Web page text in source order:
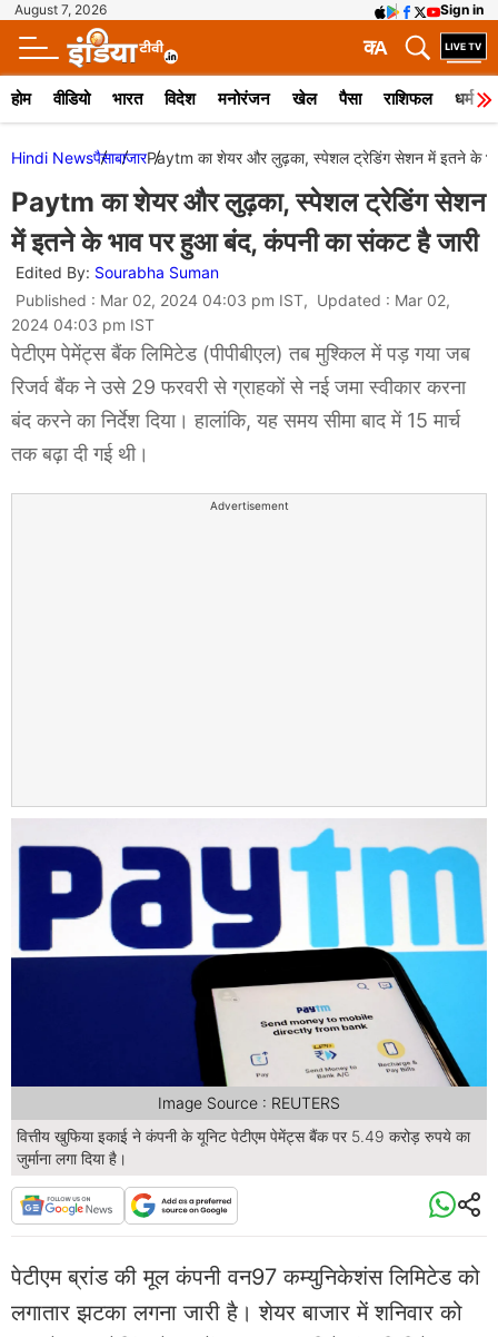
August 7, 2026 Sign in
A
क
होम वीडियो भारत विदेश मनोरंजन खेल पैसा राशिफल धर्म
Hindi NewsपैसाबाजारPaytm का शेयर और लुढ़का, स्पेशल ट्रेडिंग सेशन में इतने के
Paytm का शेयर और लुढ़का, स्पेशल ट्रेडिंग सेशन
में इतने के भाव पर हुआ बंद, कंपनी का संकट है जारी
Edited By: Sourabha Suman
Published : Mar 02, 2024 04:03 pm IST, Updated : Mar 02,
2024 04:03 pm IST
पेटीएम पेमेंट्स बैंक लिमिटेड (पीपीबीएल) तब मुश्किल में पड़ गया जब
रिजर्व बैंक ने उसे 29 फरवरी से ग्राहकों से नई जमा स्वीकार करना
बंद करने का निर्देश दिया। हालांकि, यह समय सीमा बाद में 15 मार्च
तक बढ़ा दी गई थी।
Advertisement
वित्तीय खुफिया इकाई ने कंपनी के यूनिट पेटीएम पेमेंट्स बैंक पर 5.49 करोड़ रुपये का
जुर्माना लगा दिया है।
Image Source : REUTERS
पेटीएम ब्रांड की मूल कंपनी वन97 कम्युनिकेशंस लिमिटेड को
लगातार झटका लगना जारी है। शेयर बाजार में शनिवार को